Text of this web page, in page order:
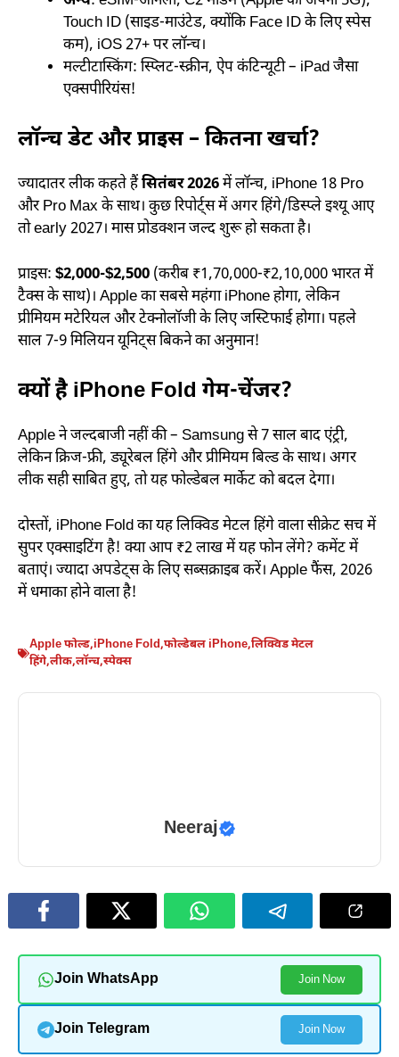
Touch ID (साइड-माउंटेड, क्योंकि Face ID के लिए स्पेस
कम), iOS 27+ पर लॉन्च।
मल्टीटास्किंग: स्प्लिट-स्क्रीन, ऐप कंटिन्यूटी – iPad जैसा
एक्सपीरियंस!
लॉन्च डेट और प्राइस – कितना खर्चा?
ज्यादातर लीक कहते हैंसितंबर 2026में लॉन्च, iPhone 18 Pro
और Pro Max के साथ। कुछ रिपोर्ट्स में अगर हिंगे/डिस्प्ले इश्यू आए
तो early 2027। मास प्रोडक्शन जल्द शुरू हो सकता है।
प्राइस: $2,000-$2,500 (करीब ₹1,70,000-₹2,10,000 भारत में
टैक्स के साथ)। Apple का सबसे महंगा iPhone होगा, लेकिन
प्रीमियम मटेरियल और टेक्नोलॉजी के लिए जस्टिफाई होगा। पहले
साल 7-9 मिलियन यूनिट्स बिकने का अनुमान!
क्यों है iPhone Fold गेम-चेंजर?
Apple ने जल्दबाजी नहीं की – Samsung से 7 साल बाद एंट्री,
लेकिन क्रिज-फ्री, ड्यूरेबल हिंगे और प्रीमियम बिल्ड के साथ। अगर
लीक सही साबित हुए, तो यह फोल्डेबल मार्केट को बदल देगा।
दोस्तों, iPhone Fold का यह लिक्विड मेटल हिंगे वाला सीक्रेट सच में
सुपर एक्साइटिंग है! क्या आप ₹2 लाख में यह फोन लेंगे? कमेंट में
बताएं। ज्यादा अपडेट्स के लिए सब्सक्राइब करें। Apple फैंस, 2026
में धमाका होने वाला है!
Apple फोल्ड,iPhone Fold,फोल्डेबल iPhone,लिक्विड मेटल
हिंगे,लीक,लॉन्च,स्पेक्स
Neeraj
Join WhatsApp Join Now
Join Telegram Join Now